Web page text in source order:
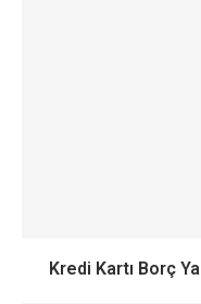
Kredi Kartı Borç